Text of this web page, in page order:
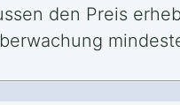
den Preis